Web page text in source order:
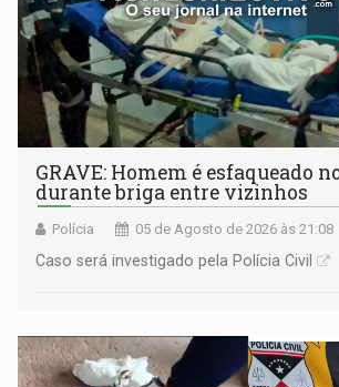
GRAVE: Homem é esfaqueado
durante briga entre vizinhos
Polícia 05 de Agosto de 2026 às 21:08
Caso será investigado pela Polícia Civil